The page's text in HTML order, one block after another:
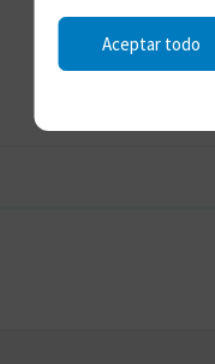
Aceptar todo